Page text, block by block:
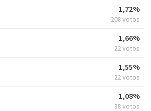
1,72%
208 votos
1,66%
22 votos
1,55%
22 votos
1,08%
38 votos